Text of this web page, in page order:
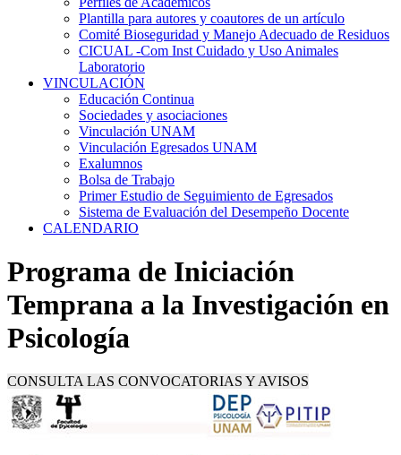
Plantilla para autores y coautores de un artículo
Comité Bioseguridad y Manejo Adecuado de Residuos
CICUAL -Com Inst Cuidado y Uso Animales
Laboratorio
VINCULACIÓN
Educación Continua
Sociedades y asociaciones
Vinculación UNAM
Vinculación Egresados UNAM
Exalumnos
Bolsa de Trabajo
Primer Estudio de Seguimiento de Egresados
Sistema de Evaluación del Desempeño Docente
CALENDARIO
Programa de Iniciación
Temprana a la Investigación en
Psicología
CONSULTA LAS CONVOCATORIAS Y AVISOS